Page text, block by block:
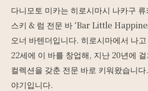
다니모토 미카는 히로시마시 나카구
스키 & 럼 전문 바 ‘Bar Little
오너 바텐더입니다. 히로시마에서 나
22세에 이 바를 창업해, 지난 20년에
컬렉션을 갖춘 전문 바로 키워왔습니
야기입니다.